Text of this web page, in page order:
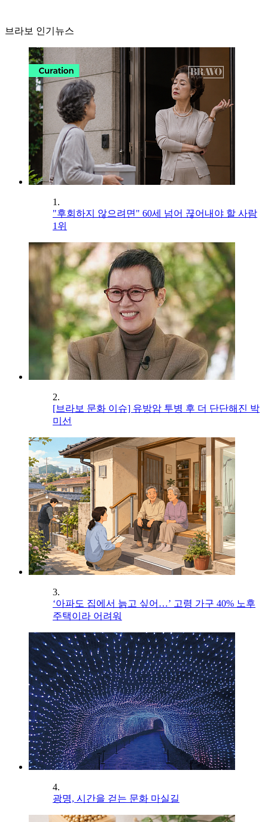
브라보 인기뉴스
1.
"후회하지 않으려면" 60세 넘어 끊어내야 할 사람
1위
2.
[브라보 문화 이슈] 유방암 투병 후 더 단단해진 박
미선
3.
‘아파도 집에서 늙고 싶어…’ 고령 가구 40% 노후
주택이라 어려워
4.
광명, 시간을 걷는 문화 마실길